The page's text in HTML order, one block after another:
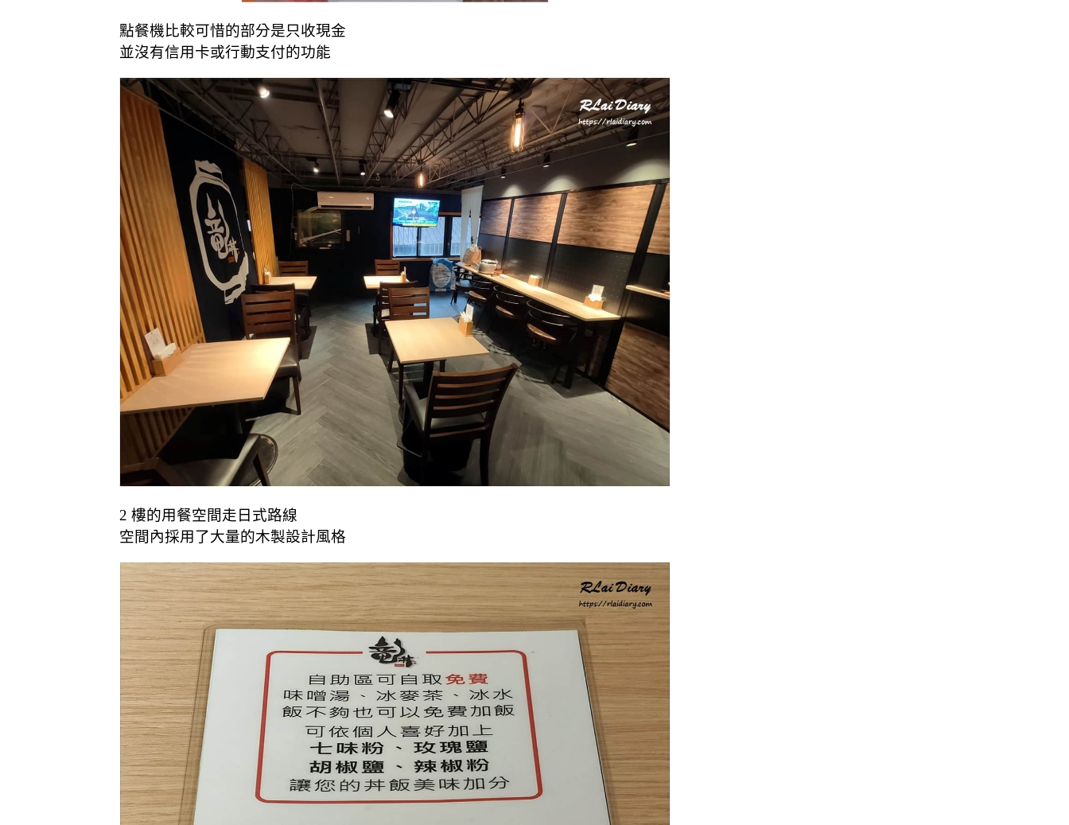
點餐機比較可惜的部分是只收現金
並沒有信用卡或行動支付的功能
2 樓的用餐空間走日式路線
空間內採用了大量的木製設計風格